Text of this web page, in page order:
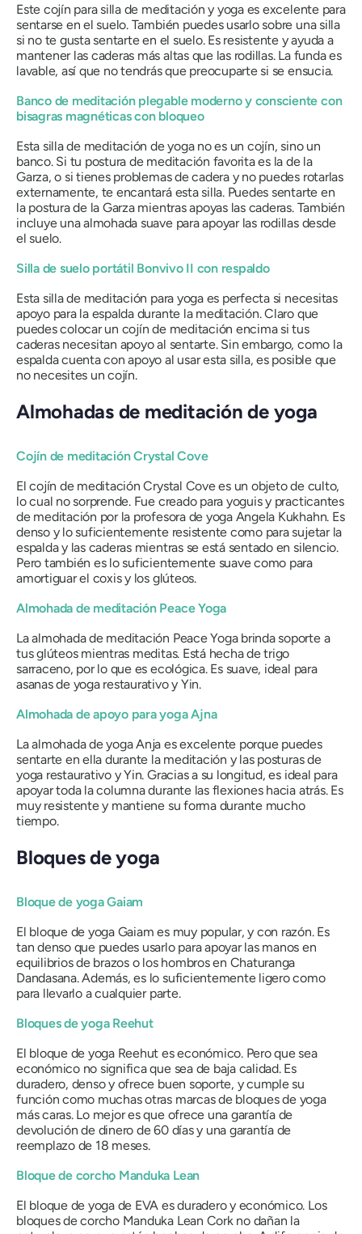
Este cojín para silla de meditación y yoga es excelente para
sentarse en el suelo. También puedes usarlo sobre una silla
si no te gusta sentarte en el suelo. Es resistente y ayuda a
mantener las caderas más altas que las rodillas. La funda es
lavable, así que no tendrás que preocuparte si se ensucia.
Banco de meditación plegable moderno y consciente con
bisagras magnéticas con bloqueo
Esta silla de meditación de yoga no es un cojín, sino un
banco. Si tu postura de meditación favorita es la de la
Garza, o si tienes problemas de cadera y no puedes rotarlas
externamente, te encantará esta silla. Puedes sentarte en
la postura de la Garza mientras apoyas las caderas. También
incluye una almohada suave para apoyar las rodillas desde
el suelo.
Silla de suelo portátil Bonvivo II con respaldo
Esta silla de meditación para yoga es perfecta si necesitas
apoyo para la espalda durante la meditación. Claro que
puedes colocar un cojín de meditación encima si tus
caderas necesitan apoyo al sentarte. Sin embargo, como la
espalda cuenta con apoyo al usar esta silla, es posible que
no necesites un cojín.
Almohadas de meditación de yoga
Cojín de meditación Crystal Cove
El cojín de meditación Crystal Cove es un objeto de culto,
lo cual no sorprende. Fue creado para yoguis y practicantes
de meditación por la profesora de yoga Angela Kukhahn. Es
denso y lo suficientemente resistente como para sujetar la
espalda y las caderas mientras se está sentado en silencio.
Pero también es lo suficientemente suave como para
amortiguar el coxis y los glúteos.
Almohada de meditación Peace Yoga
La almohada de meditación Peace Yoga brinda soporte a
tus glúteos mientras meditas. Está hecha de trigo
sarraceno, por lo que es ecológica. Es suave, ideal para
asanas de yoga restaurativo y Yin.
Almohada de apoyo para yoga Ajna
La almohada de yoga Anja es excelente porque puedes
sentarte en ella durante la meditación y las posturas de
yoga restaurativo y Yin. Gracias a su longitud, es ideal para
apoyar toda la columna durante las flexiones hacia atrás. Es
muy resistente y mantiene su forma durante mucho
tiempo.
Bloques de yoga
Bloque de yoga Gaiam
El bloque de yoga Gaiam es muy popular, y con razón. Es
tan denso que puedes usarlo para apoyar las manos en
equilibrios de brazos o los hombros en Chaturanga
Dandasana. Además, es lo suficientemente ligero como
para llevarlo a cualquier parte.
Bloques de yoga Reehut
El bloque de yoga Reehut es económico. Pero que sea
económico no significa que sea de baja calidad. Es
duradero, denso y ofrece buen soporte, y cumple su
función como muchas otras marcas de bloques de yoga
más caras. Lo mejor es que ofrece una garantía de
devolución de dinero de 60 días y una garantía de
reemplazo de 18 meses.
Bloque de corcho Manduka Lean
El bloque de yoga de EVA es duradero y económico. Los
bloques de corcho Manduka Lean Cork no dañan la